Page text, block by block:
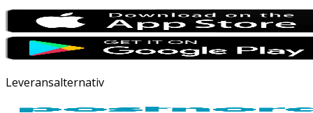
Leveransalternativ